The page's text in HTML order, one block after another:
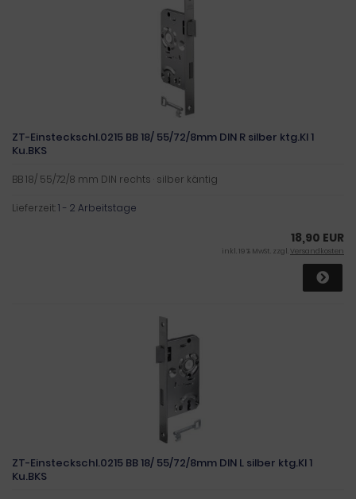
ZT-Einsteckschl.0215 BB 18/ 55/72/8mm DIN R silber ktg.Kl 1
Ku.BKS
BB 18/ 55/72/8 mm DIN rechts · silber käntig
Lieferzeit:1 - 2 Arbeitstage
18,90 EUR
inkl. 19 % MwSt. zzgl.Versandkosten
ZT-Einsteckschl.0215 BB 18/ 55/72/8mm DIN L silber ktg.Kl 1
Ku.BKS